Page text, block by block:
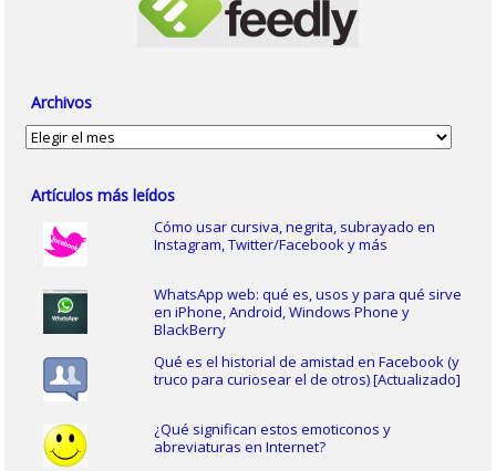
Archivos
Archivos
Artículos más leídos
Cómo usar cursiva, negrita, subrayado en
Instagram, Twitter/Facebook y más
WhatsApp web: qué es, usos y para qué sirve
en iPhone, Android, Windows Phone y
BlackBerry
Qué es el historial de amistad en Facebook (y
truco para curiosear el de otros) [Actualizado]
¿Qué significan estos emoticonos y
abreviaturas en Internet?